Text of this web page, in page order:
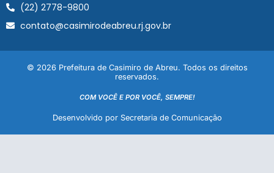
(22) 2778-9800
contato@casimirodeabreu.rj.gov.br
© 2026 Prefeitura de Casimiro de Abreu. Todos os direitos
reservados.
COM VOCÊ E POR VOCÊ, SEMPRE!
Desenvolvido por Secretaria de Comunicação